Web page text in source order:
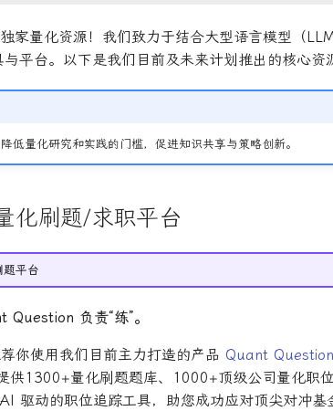
家量化资源！我们致力于结合大型语言模型（
平台。以下是我们目前及未来计划推出的核心资
低量化研究和实践的门槛，促进知识共享与策略创新。
化刷题/求职平台
题平台
负责“练”。
你使用我们目前主力打造的产品 Quant Question
供1300+量化刷题题库、1000+顶级公司量化职
驱动的职位追踪工具，助您成功应对顶尖对冲基